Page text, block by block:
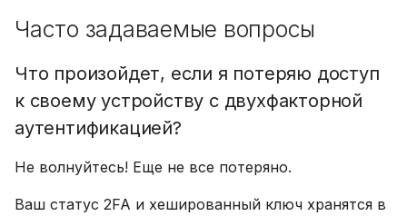
Часто задаваемые вопросы
Что произойдет, если я потеряю доступ
к своему устройству с двухфакторной
аутентификацией?
Не волнуйтесь! Еще не все потеряно.
Ваш статус 2FA и хешированный ключ хранятся в